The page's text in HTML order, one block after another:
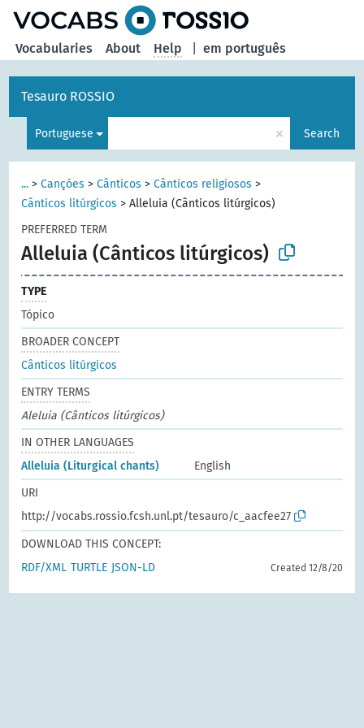
em português
Vocabularies About Help
Tesauro ROSSIO
Portuguese × Search
... >Canções >Cânticos >Cânticos religiosos >
Cânticos litúrgicos >Alleluia (Cânticos litúrgicos)
PREFERRED TERM
Alleluia (Cânticos litúrgicos)
TYPE
Tópico
BROADER CONCEPT
Cânticos litúrgicos
ENTRY TERMS
Aleluia (Cânticos litúrgicos)
IN OTHER LANGUAGES
Alleluia (Liturgical chants)
English
URI
http://vocabs.rossio.fcsh.unl.pt/tesauro/c_aacfee27
DOWNLOAD THIS CONCEPT:
RDF/XML TURTLE JSON-LD Created 12/8/20